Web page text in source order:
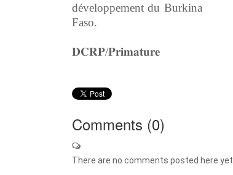
développement du Burkina
Faso.
‎𝐃𝐂𝐑𝐏/𝐏𝐫𝐢𝐦𝐚𝐭𝐮𝐫𝐞
Comments (0)
There are no comments posted here yet